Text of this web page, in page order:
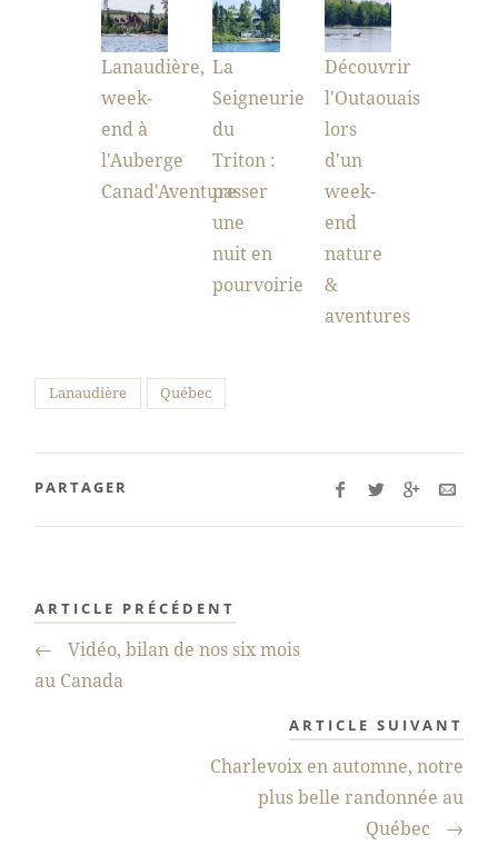
Lanaudière,
week-
end à
l'Auberge
Canad'Aventure
La
Seigneurie
du
Triton :
passer
une
nuit en
pourvoirie
Découvrir
l'Outaouais
lors
d'un
week-
end
nature
&
aventures
Lanaudière Québec
PARTAGER
ARTICLE PRÉCÉDENT
←
Vidéo, bilan de nos six mois
au Canada
ARTICLE SUIVANT
Charlevoix en automne, notre
plus belle randonnée au
Québec
→